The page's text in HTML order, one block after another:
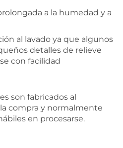
a la humedad y a
al lavado ya que algunos
detalles de relieve
con facilidad
son fabricados al
compra y normalmente
en procesarse.